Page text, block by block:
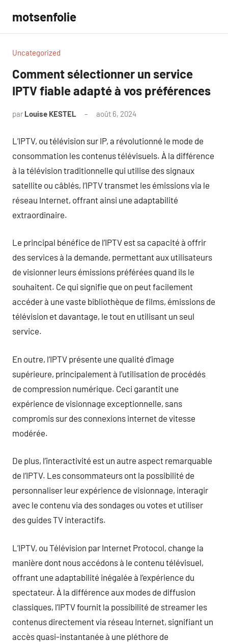
contenu
motsenfolie
Uncategorized
Comment sélectionner un service
IPTV fiable adapté à vos préférences
par Louise KESTEL août 6, 2024
L’IPTV, ou télévision sur IP, a révolutionné le mode de
consommation les contenus télévisuels. À la différence
à la télévision traditionnelle qui utilise des signaux
satellite ou câblés, l’IPTV transmet les émissions via le
réseau Internet, offrant ainsi une adaptabilité
extraordinaire.
Le principal bénéfice de l’IPTV est sa capacité à offrir
des services à la demande, permettant aux utilisateurs
de visionner leurs émissions préférées quand ils le
souhaitent. Ce qui signifie que on peut facilement
accéder à une vaste bibliothèque de films, émissions de
télévision et davantage, le tout en utilisant un seul
service.
En outre, l’IPTV présente une qualité d’image
supérieure, principalement à l’utilisation de procédés
de compression numérique. Ceci garantit une
expérience de visionnage exceptionnelle, sans
compromis sur des connexions internet de vitesse
modérée.
De plus, l’interactivité est un autre aspect remarquable
de l’IPTV. Les consommateurs ont la possibilité de
personnaliser leur expérience de visionnage, interagir
avec le contenu via des sondages ou votes et utiliser
des guides TV interactifs.
L’IPTV, ou Télévision par Internet Protocol, change la
manière dont nous accédons à le contenu télévisuel,
offrant une adaptabilité inégalée à l’expérience du
spectateur. À la différence aux modes de diffusion
classiques, l’IPTV fournit la possibilité de streamer les
contenus directement via réseau Internet, signifiant un
accès quasi-instantanée à une pléthore de